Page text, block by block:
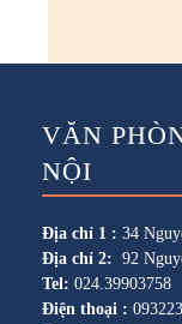
VĂN
NỘI
Địa chỉ 1 : 34
Địa chỉ 2: 92
Tel: 024.39903758
Điện thoại :